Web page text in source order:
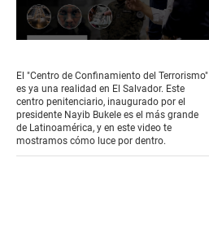
of
2
minutes,
53
seconds
El "Centro de Confinamiento del Terrorismo"
es ya una realidad en El Salvador. Este
centro penitenciario, inaugurado por el
presidente Nayib Bukele es el más grande
de Latinoamérica, y en este video te
mostramos cómo luce por dentro.